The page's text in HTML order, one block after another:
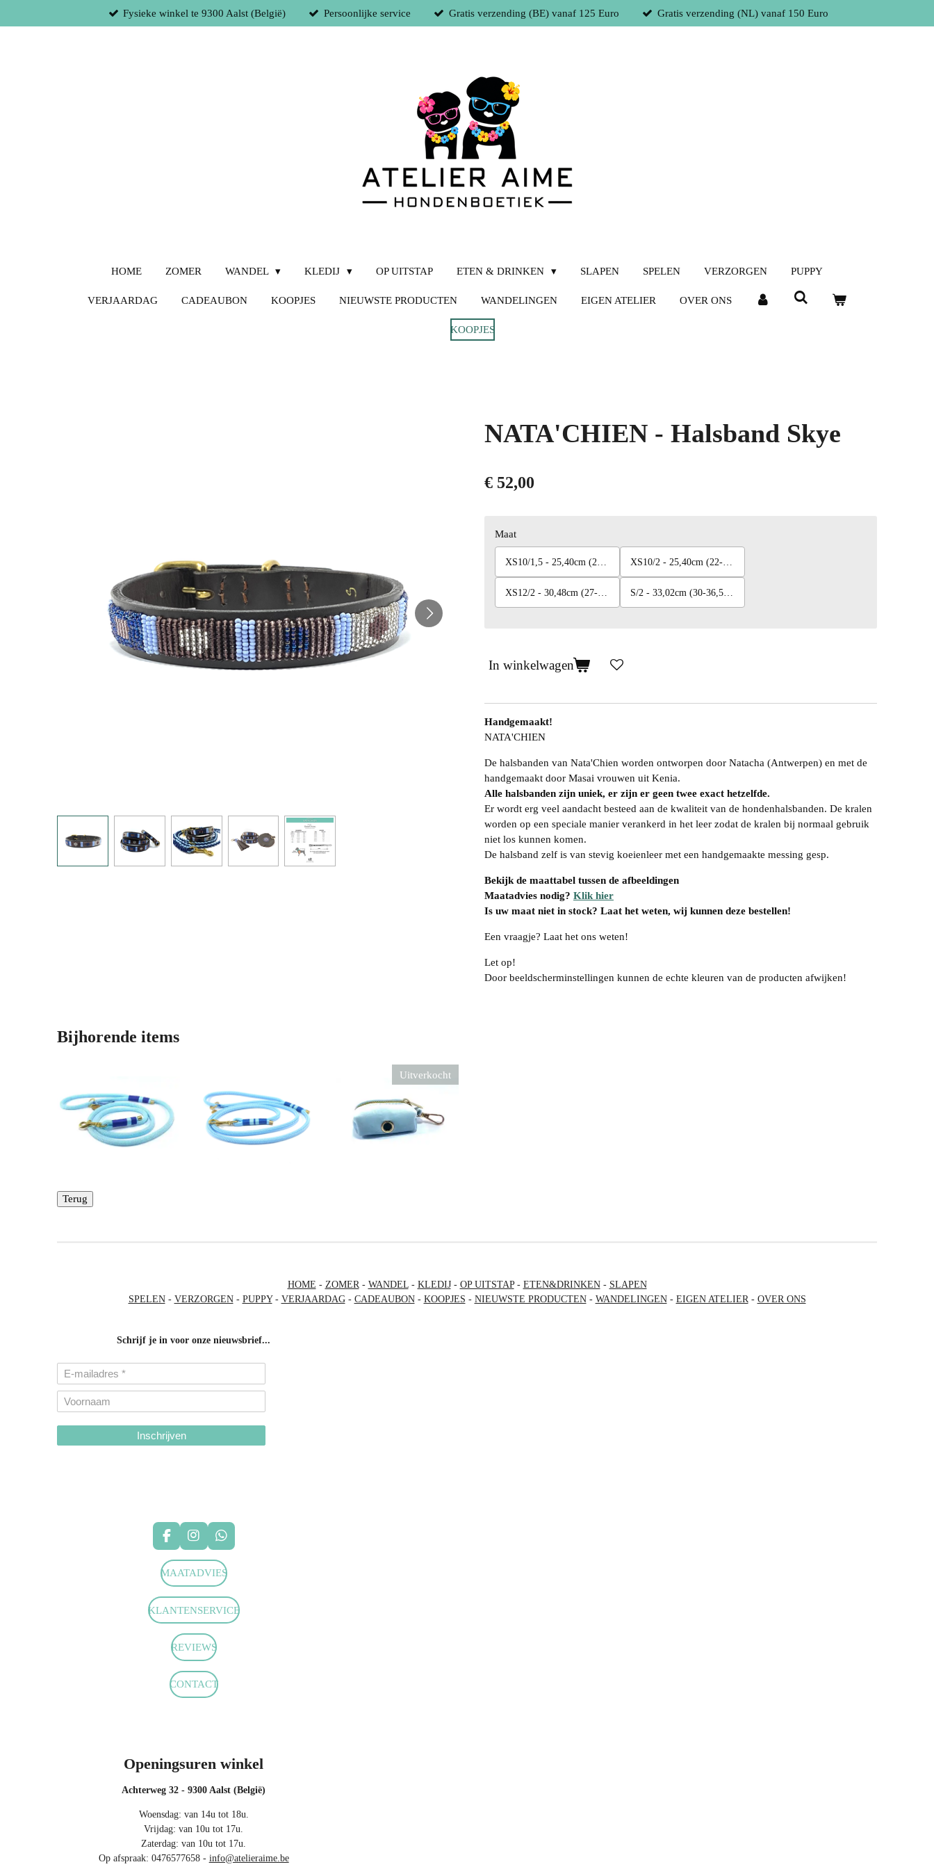
direct
Fysieke winkel te 9300 Aalst (België) Persoonlijke service Gratis verzending (BE) vanaf 125 Euro Gratis verzending (NL) vanaf 150 Euro
HOME ZOMER WANDEL KLEDIJ OP UITSTAP ETEN & DRINKEN SLAPEN SPELEN VERZORGEN PUPPY
VERJAARDAG CADEAUBON KOOPJES NIEUWSTE PRODUCTEN WANDELINGEN EIGEN ATELIER OVER ONS
KOOPJES
NATA'CHIEN - Halsband Skye
€ 52,00
Maat
XS10/1,5 - 25,40cm (22-29cm) XS10/2 - 25,40cm (22-29cm)
XS12/2 - 30,48cm (27-33cm) S/2 - 33,02cm (30-36,5cm)
In winkelwagen
Handgemaakt!
NATA'CHIEN
De halsbanden van Nata'Chien worden ontworpen door Natacha (Antwerpen) en met de
handgemaakt door Masai vrouwen uit Kenia.
Alle halsbanden zijn uniek, er zijn er geen twee exact hetzelfde.
Er wordt erg veel aandacht besteed aan de kwaliteit van de hondenhalsbanden. De kralen
worden op een speciale manier verankerd in het leer zodat de kralen bij normaal gebruik
niet los kunnen komen.
De halsband zelf is van stevig koeienleer met een handgemaakte messing gesp.
Bekijk de maattabel tussen de afbeeldingen
Maatadvies nodig? Klik hier
Is uw maat niet in stock? Laat het weten, wij kunnen deze bestellen!
Een vraagje? Laat het ons weten!
Let op!
Door beeldscherminstellingen kunnen de echte kleuren van de producten afwijken!
Bijhorende items
Uitverkocht
Terug
HOME - ZOMER - WANDEL- KLEDIJ- OP UITSTAP- ETEN&DRINKEN- SLAPEN
SPELEN- VERZORGEN- PUPPY- VERJAARDAG- CADEAUBON- KOOPJES - NIEUWSTE PRODUCTEN- WANDELINGEN- EIGEN ATELIER - OVER ONS
Schrijf je in voor onze nieuwsbrief...
Inschrijven
F
a
c
e
o
I
n
t
r
m
W
h
a
t
p
MAATADVIES
KLANTENSERVICE
REVIEWS
CONTACT
Openingsuren winkel
Achterweg 32 - 9300 Aalst (België)
Woensdag: van 14u tot 18u.
Vrijdag: van 10u tot 17u.
Zaterdag: van 10u tot 17u.
Op afspraak: 0476577658 - info@atelieraime.be